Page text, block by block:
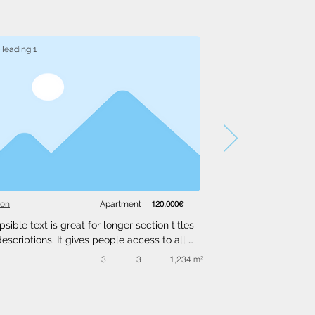
1
Apartment 120.000€
text is great for longer section titles
It gives people access to all
they need, while keeping your layout
3 3 1,234 m²